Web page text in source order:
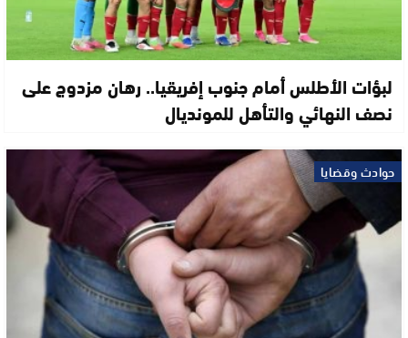
لبؤات الأطلس أمام جنوب إفريقيا.. رهان مزدوج على
نصف النهائي والتأهل للمونديال
حوادث وقضايا